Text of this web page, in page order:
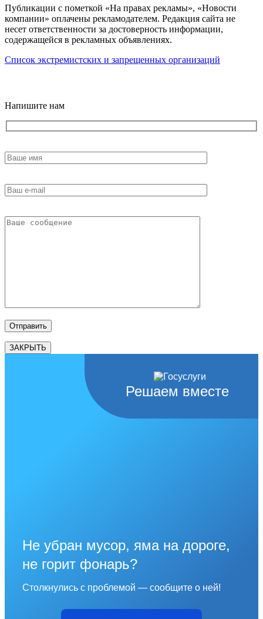
Публикации с пометкой «На правах рекламы», «Новости
компании» оплачены рекламодателем. Редакция сайта не
несет ответственности за достоверность информации,
содержащейся в рекламных объявлениях.
Список экстремистских и запрещенных организаций
Напишите нам
ЗАКРЫТЬ
Решаем вместе
Не убран мусор, яма на дороге,
не горит фонарь?
Столкнулись с проблемой — сообщите о ней!